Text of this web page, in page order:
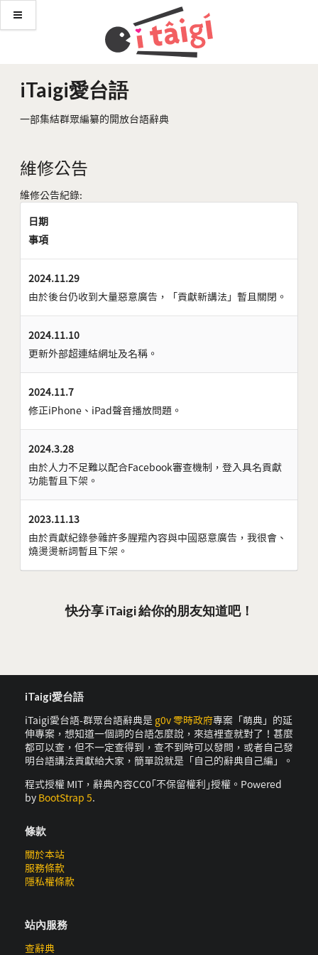
iTaigi愛台語
一部集結群眾編纂的開放台語辭典
維修公告
維修公告紀錄:
日期
事項
2024.11.29
由於後台仍收到大量惡意廣告，「貢獻新講法」暫且關閉。
2024.11.10
更新外部超連結網址及名稱。
2024.11.7
修正iPhone、iPad聲音播放問題。
2024.3.28
由於人力不足難以配合Facebook審查機制，登入具名貢獻
功能暫且下架。
2023.11.13
由於貢獻紀錄參雜許多腥羶內容與中國惡意廣告，我很會、
燒燙燙新詞暫且下架。
快分享 iTaigi 給你的朋友知道吧！
iTaigi愛台語
iTaigi愛台語-群眾台語辭典是 g0v 零時政府專案「萌典」的延
伸專案，想知道一個詞的台語怎麼說，來這裡查就對了！甚麼
都可以查，但不一定查得到，查不到時可以發問，或者自己發
明台語講法貢獻給大家，簡單說就是「自己的辭典自己編」。
程式授權 MIT，辭典內容CC0｢不保留權利｣授權。Powered
by BootStrap 5.
條款
關於本站
服務條款
隱私權條款
站內服務
查辭典